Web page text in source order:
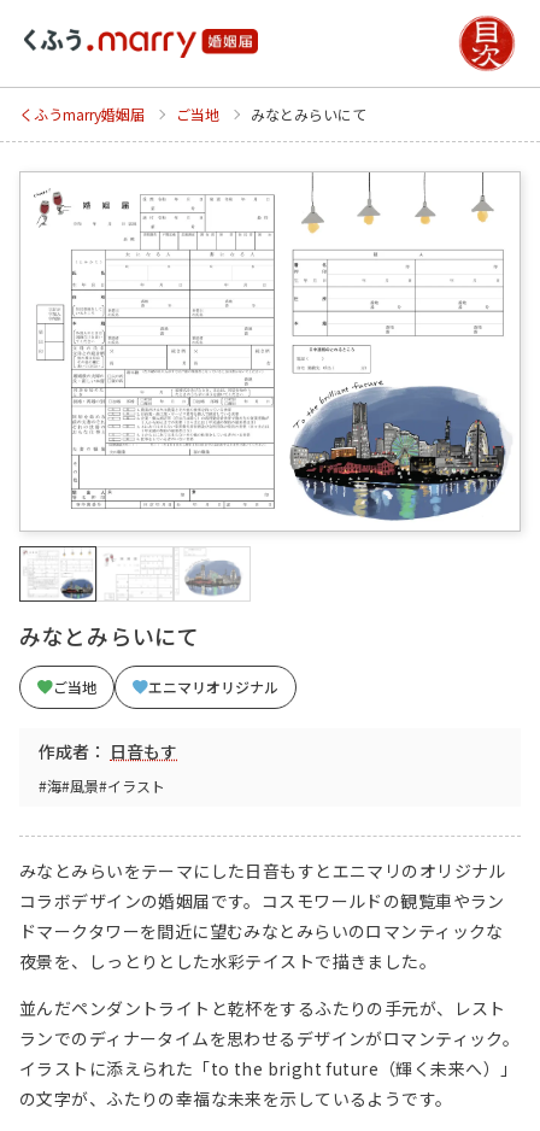
くふうmarry婚姻届 ご当地 みなとみらいにて
みなとみらいにて
ご当地 エニマリオリジナル
作成者： 日音もす
#海#風景#イラスト
みなとみらいをテーマにした日音もすとエニマリのオリジナル
コラボデザインの婚姻届です。コスモワールドの観覧車やラン
ドマークタワーを間近に望むみなとみらいのロマンティックな
夜景を、しっとりとした水彩テイストで描きました。
並んだペンダントライトと乾杯をするふたりの手元が、レスト
ランでのディナータイムを思わせるデザインがロマンティック。
イラストに添えられた「to the bright future（輝く未来へ）」
の文字が、ふたりの幸福な未来を示しているようです。